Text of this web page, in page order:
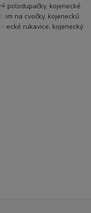
polodupačky, kojenecké
na cvočky, kojeneckú
rukavice, kojenecký